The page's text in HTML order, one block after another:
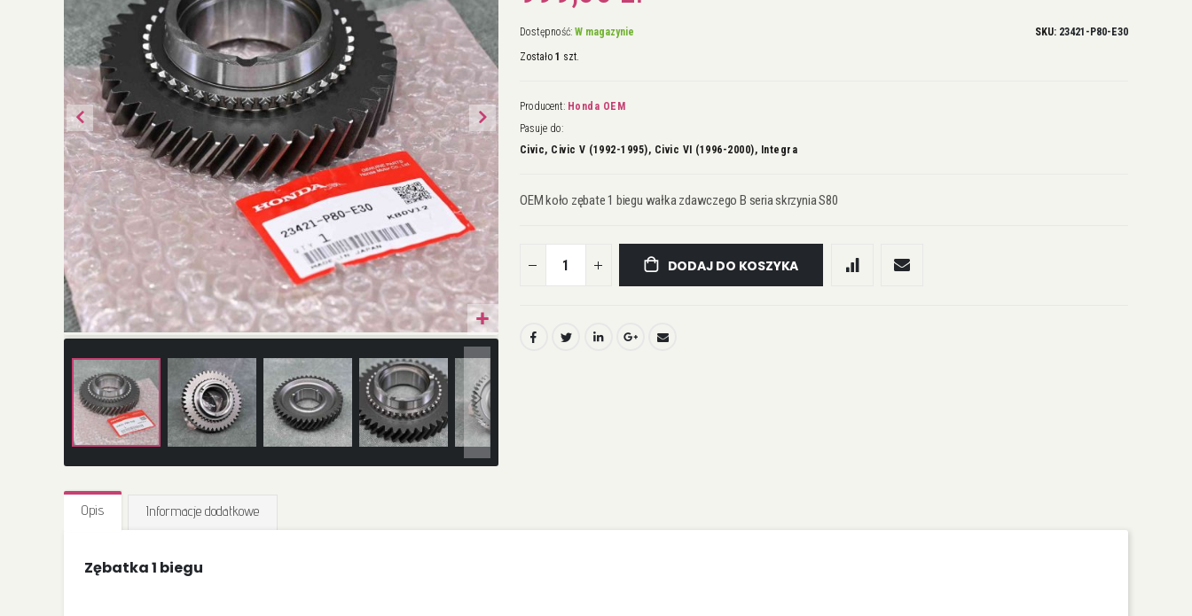
na
początek
Dostępność: W magazynie
Zostało 1 szt.
SKU 23421-P80-E30
Producent: Honda OEM
Pasuje do:
Civic, Civic V (1992-1995), Civic VI (1996-2000), Integra
OEM koło zębate 1 biegu wałka zdawczego B seria skrzynia S80
DODAJ DO KOSZYKA
Opis
Zębatka 1 biegu
Informacje dodatkowe